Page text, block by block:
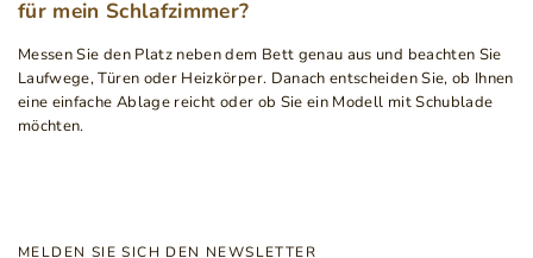
für mein Schlafzimmer?
Messen Sie den Platz neben dem Bett genau aus und beachten Sie
Laufwege, Türen oder Heizkörper. Danach entscheiden Sie, ob Ihnen
eine einfache Ablage reicht oder ob Sie ein Modell mit Schublade
möchten.
MELDEN SIE SICH DEN NEWSLETTER